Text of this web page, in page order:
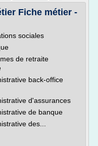
Fiche métier -
sociales
de retraite
back-office
d'assurances
de banque
des...